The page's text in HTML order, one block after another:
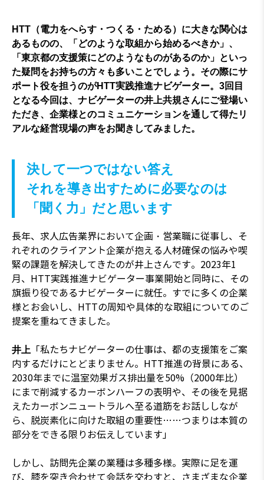
HTT（電力をへらす・つくる・ためる）に大きな関心は
あるものの、「どのような取組から始めるべきか」、
「東京都の支援策にどのようなものがあるのか」といっ
た疑問をお持ちの方々も多いことでしょう。その際にサ
ポート役を担うのがHTT実践推進ナビゲーター。3回目
となる今回は、ナビゲーターの井上共規さんにご登場い
ただき、企業様とのコミュニケーションを通して得たリ
アルな経営現場の声をお聞きしてみました。
決して一つではない答え
それを導き出すために必要なのは
「聞く力」だと思います
長年、求人広告業界において企画・営業職に従事し、そ
れぞれのクライアント企業が抱える人材確保の悩みや喫
緊の課題を解決してきたのが井上さんです。2023年1
月、HTT実践推進ナビゲーター事業開始と同時に、その
旗振り役であるナビゲーターに就任。すでに多くの企業
様とお会いし、HTTの周知や具体的な取組についてのご
提案を重ねてきました。
井上
「私たちナビゲーターの仕事は、都の支援策をご案
内するだけにとどまりません。HTT推進の背景にある、
2030年までに温室効果ガス排出量を50%（2000年比）
にまで削減するカーボンハーフの表明や、その後を見据
えたカーボンニュートラルへ至る道筋をお話ししなが
ら、脱炭素化に向けた取組の重要性……つまりは本質の
部分をできる限りお伝えしています」
しかし、訪問先企業の業種は多種多様。実際に足を運
び、膝を突き合わせて会話を交わすと、さまざまな企業